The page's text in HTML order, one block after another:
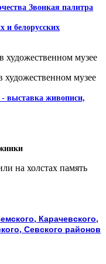
Звонкая палитра
музее
живописи,
на холстах память
Карачевского,
Севского районов